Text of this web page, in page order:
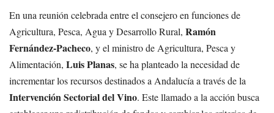
En una reunión celebrada entre el consejero en funciones de
Agricultura, Pesca, Agua y Desarrollo Rural, Ramón
Fernández-Pacheco, y el ministro de Agricultura, Pesca y
Alimentación, Luis Planas, se ha planteado la necesidad de
incrementar los recursos destinados a Andalucía a través de la
Intervención Sectorial del Vino. Este llamado a la acción busca